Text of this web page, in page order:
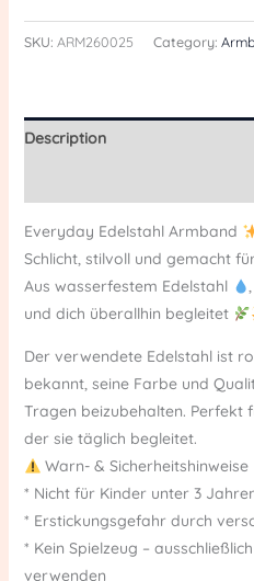
SKU: ARM260025 Category:
Description
Everyday Edelstahl Armband
Schlicht, stilvoll und gemacht
Aus wasserfestem Edelstahl
und dich überallhin begleitet
Der verwendete Edelstahl ist
bekannt, seine Farbe und
Tragen beizubehalten. Perfekt
der sie täglich begleitet.
Warn- & Sicherheitshinweise
* Nicht für Kinder unter 3
* Erstickungsgefahr durch
* Kein Spielzeug –
verwenden